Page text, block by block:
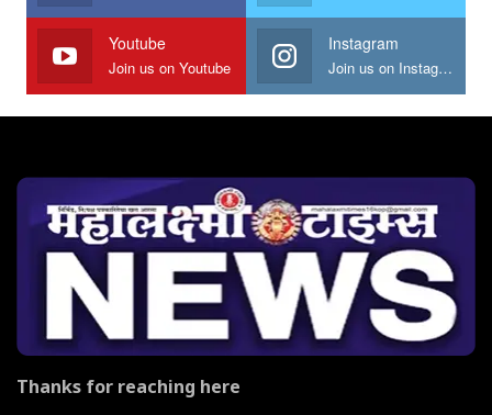
Youtube
Join us on Youtube
Instagram
Join us on Instagram
Thanks for reaching here